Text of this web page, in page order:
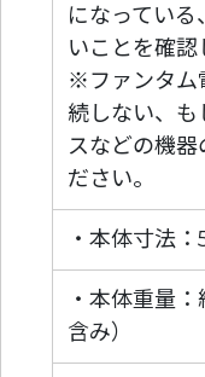
になってい
いことを確認
※ファンタム
続しない、も
スなどの機器
ださい。
・本体寸法
・本体重量
含み）